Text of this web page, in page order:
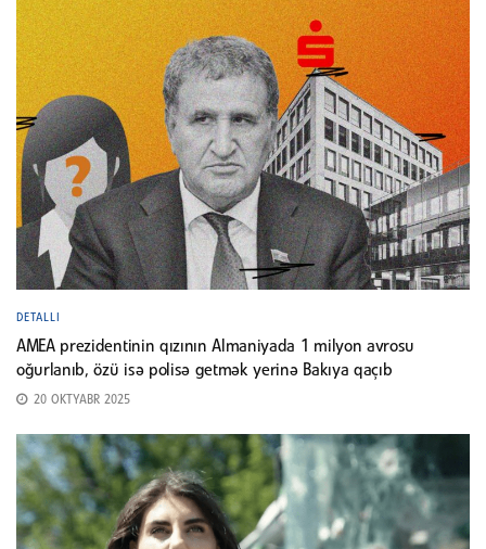
DETALLI
AMEA prezidentinin qızının Almaniyada 1 milyon avrosu
oğurlanıb, özü isə polisə getmək yerinə Bakıya qaçıb
20 OKTYABR 2025